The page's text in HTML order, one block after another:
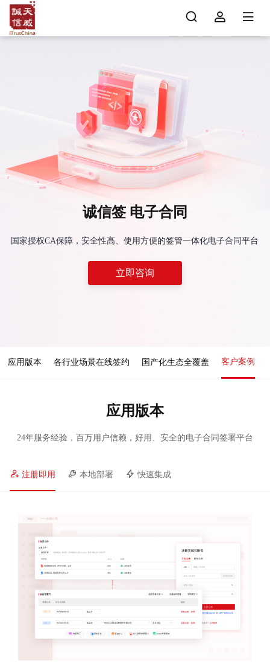
诚信签 电子合同
国家授权CA保障，安全性高、使用方便的签管一体化电子合同平台
立即咨询
应用版本 各行业场景在线签约 国产化生态全覆盖 客户案例
应用版本
24年服务经验，百万用户信赖，好用、安全的电子合同签署平台
注册即用 本地部署 快速集成